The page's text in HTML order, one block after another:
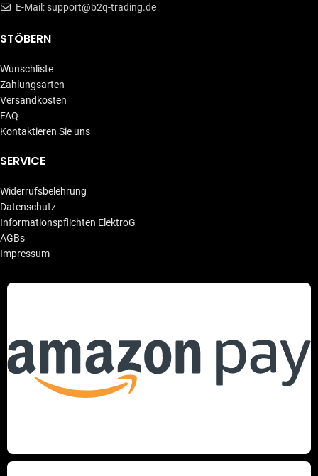
E-Mail: support@b2q-trading.de
STÖBERN
Wunschliste
Zahlungsarten
Versandkosten
FAQ
Kontaktieren Sie uns
SERVICE
Widerrufsbelehrung
Datenschutz
Informationspflichten ElektroG
AGBs
Impressum